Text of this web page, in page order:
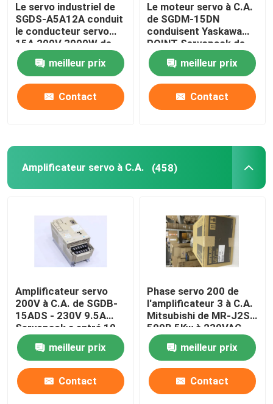
Le servo industriel de
SGDS-A5A12A conduit
le conducteur servo
15A 200V 3000W de
Yaskawa
meilleur prix
Contact
Le moteur servo à C.A.
de SGDM-15DN
conduisent Yaskawa
POINT Servopack de
0,5 ampères 32
meilleur prix
Contact
Amplificateur servo à C.A. (458)
Amplificateur servo
200V à C.A. de SGDB-
15ADS - 230V 9.5A
Servopack a entré 10
ampères
meilleur prix
Contact
Phase servo 200 de
l'amplificateur 3 à C.A.
Mitsubishi de MR-J2S-
500B 5Kw à 230VAC
50/60Hz
meilleur prix
Contact